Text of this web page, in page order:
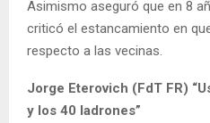
Asimismo aseguró que en 8
criticó el estancamiento en
respecto a las vecinas.
Jorge Eterovich (FdT FR)
y los 40 ladrones”